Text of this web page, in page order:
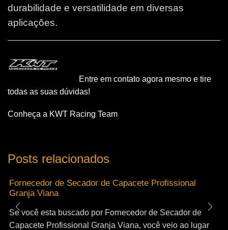
durabilidade e versatilidade em diversas
aplicações.
Entre em contato agora mesmo e tire
todas as suas dúvidas!
Conheça a KWT Racing Team
Posts relacionados
Fornecedor de Secador de Capacete Profissional
Granja Viana
Se você esta buscado por Fornecedor de Secador de
Capacete Profissional Granja Viana, você veio ao lugar